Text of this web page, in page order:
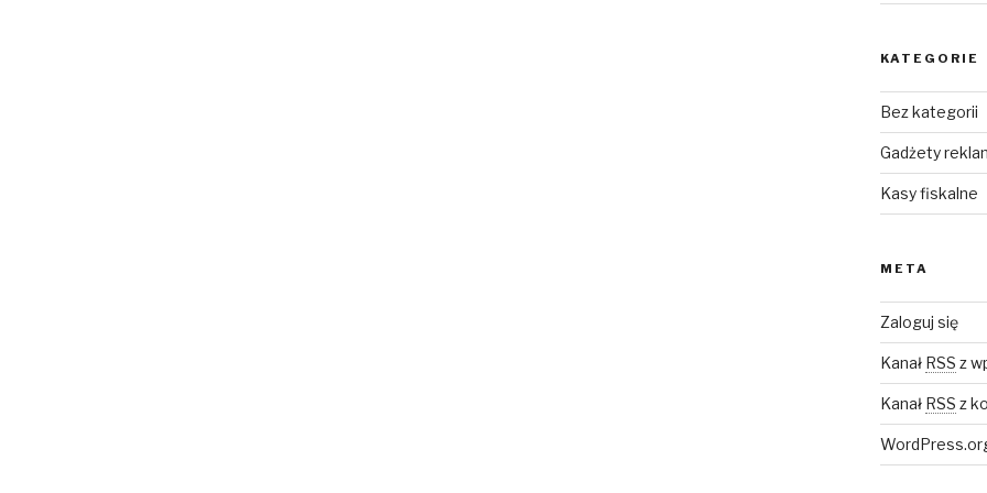
KATEGORIE
Bez kategorii
Gadżety
Kasy fiskalne
META
Zaloguj się
Kanał RSS z
Kanał RSS z